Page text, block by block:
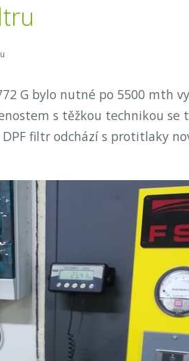
G bylo nutné po 5500 mth
s těžkou technikou se
filtr odchází s protitlaky